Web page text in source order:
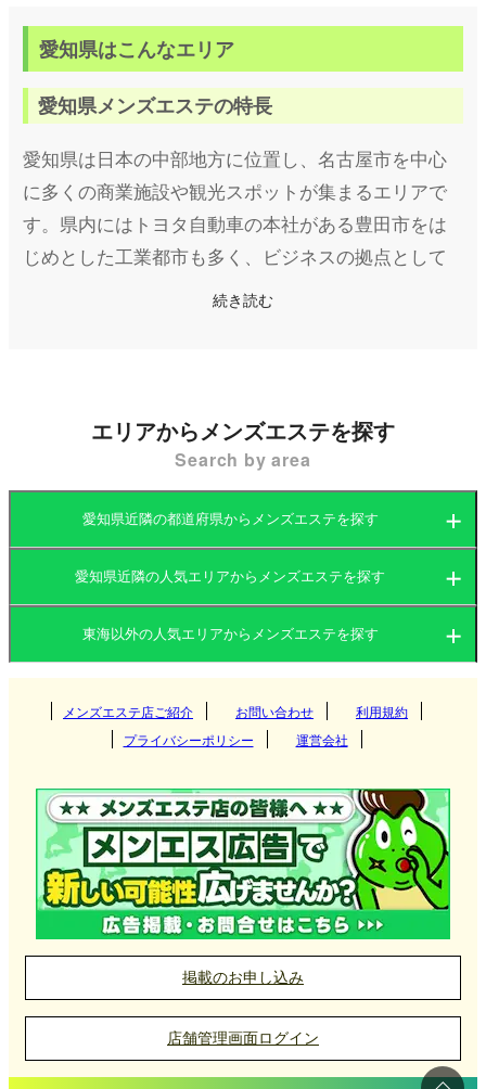
愛知県はこんなエリア
愛知県メンズエステの特長
愛知県は日本の中部地方に位置し、名古屋市を中心
に多くの商業施設や観光スポットが集まるエリアで
す。県内にはトヨタ自動車の本社がある豊田市をは
じめとした工業都市も多く、ビジネスの拠点として
も重要な役割を果たしています。また、名古屋城や
愛知県の中心地である名古屋市には、繁華街の栄や
名駅エリアを中心に多数のメンズエステ店が営業し
ています。駅近くのアクセスしやすい立地に店舗型
のエステがある一方、落ち着いた住宅地や高級マン
ションで施術を行うマンション型のメンズエステも
多く見られます。また、出張型のメンズエステもあ
り、ビジネスや観光で訪れた人が宿泊先で手軽に施
術を受けることが可能です。
愛知県のメンズエステは、県全体で見ると非常に多
さが特徴です。名古屋を中心に近隣エリアでも多く
の店舗が営業しており、どの地域にいても利用しや
すい環境が整っています。
愛知県メンズエステ店の選び方
名古屋駅や栄駅周辺をはじめとする主要エリアに
は、徒歩圏内に多数のメンズエステ店が集まってい
ます。また、駐車場が完備された店舗もあるため、
続き読む
エリアからメンズエステを探す
Search by area
愛知県近隣の都道府県からメンズエステを探す
愛知県 岐阜県
三重県 静岡県
愛知県近隣の人気エリアからメンズエステを探す
名古屋
千種
栄
今池
春日井
岐阜県
多治見
各務原
大垣
岐南
松阪
津
桑名
四日市
静岡県
浜松
沼津
富士市
東海以外の人気エリアからメンズエステを探す
関東
栃木県 東京都
神奈川県 千葉県
埼玉県
大阪府 京都府
兵庫県 滋賀県
奈良県 和歌山県
北海道・東北
北海道 岩手県
秋田県 青森県
福島県
九州・沖縄
福岡県 大分県
長崎県 宮崎県
熊本県 鹿児島県
中国
山口県 鳥取県
北陸・甲信越
四国
メンズエステ店ご紹介 お問い合わせ
利用規約
プライバシーポリシー
運営会社
掲載のお申し込み
店舗管理画面ログイン